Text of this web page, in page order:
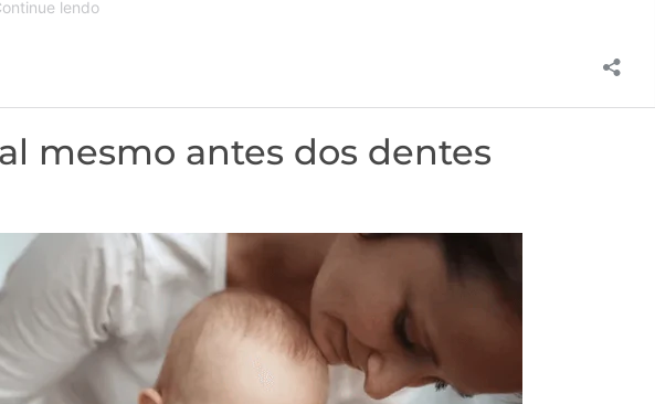
mesmo antes dos dentes